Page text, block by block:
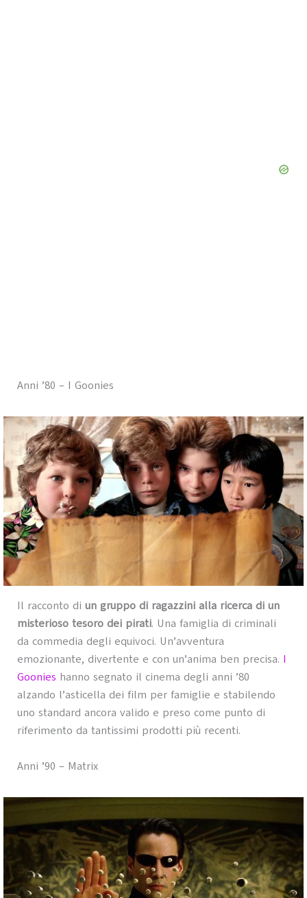
Anni ’80 – I Goonies
Il racconto di un gruppo di ragazzini alla ricerca di un
misterioso tesoro dei pirati. Una famiglia di criminali
da commedia degli equivoci. Un’avventura
emozionante, divertente e con un’anima ben precisa. I
Goonies hanno segnato il cinema degli anni ’80
alzando l’asticella dei film per famiglie e stabilendo
uno standard ancora valido e preso come punto di
riferimento da tantissimi prodotti più recenti.
Anni ’90 – Matrix